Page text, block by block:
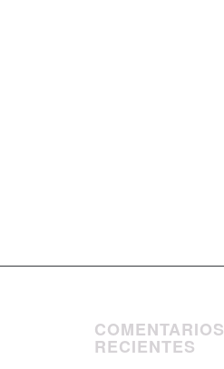
COMENTARIOS
RECIENTES